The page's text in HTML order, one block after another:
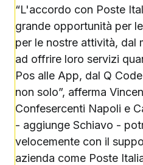
“L'accordo con Poste
grande opportunità per
per le nostre attività, dal
ad offrire loro servizi
Pos alle App, dal Q
non solo”, afferma
Confesercenti Napoli e
- aggiunge Schiavo -
velocemente con il
azienda come Poste